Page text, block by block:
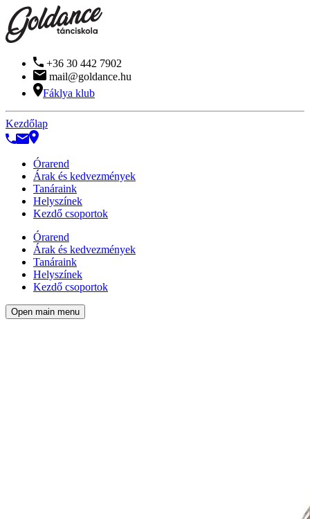
+36 30 442 7902
mail@goldance.hu
Fáklya klub
Kezdőlap
Órarend
Árak és kedvezmények
Tanáraink
Helyszínek
Kezdő csoportok
Órarend
Árak és kedvezmények
Tanáraink
Helyszínek
Kezdő csoportok
Open main menu